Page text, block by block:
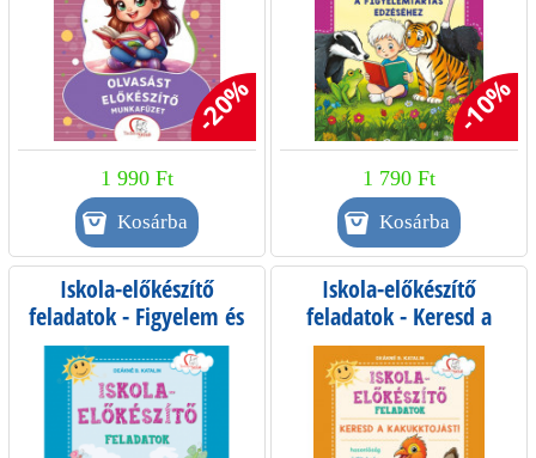
-20%
1 990 Ft
-10%
1 790 Ft
Iskola-előkészítő
feladatok - Figyelem és
megfigyelés
Iskola-előkészítő
feladatok - Keresd a
kakukktojást!